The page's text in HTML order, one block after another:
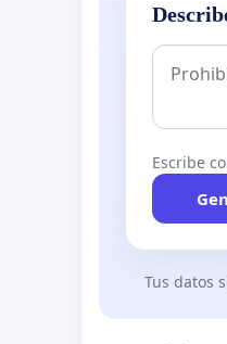
Escribe
Tus datos